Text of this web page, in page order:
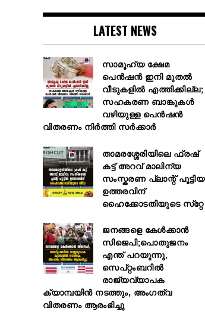
LATEST NEWS
സാമൂഹ്യ ക്ഷേമ
പെൻഷൻ ഇനി മുതൽ
വീടുകളിൽ എത്തിക്കില്ല;
സഹകരണ ബാങ്കുകൾ
വഴിയുള്ള പെൻഷൻ
വിതരണം നിർത്തി സർക്കാർ
താമരശ്ശേരിയിലെ ഫ്രഷ്
കട്ട് അറവ് മാലിന്യ
സംസ്കരണ പ്ലാന്റ് പൂട്ടിയ
ഉത്തരവിന്
ഹൈക്കോടതിയുടെ സ്‌റ്റേ
ജനങ്ങളെ കേൾക്കാൻ
സിജെപി;പൊതുജനം
എന്ത് പറയുന്നു,
സെപ്റ്റംബറിൽ
രാജ്യവ്യാപക
ക്യാമ്പയിൻ നടത്തും, അംഗത്വ
വിതരണം ആരംഭിച്ചു